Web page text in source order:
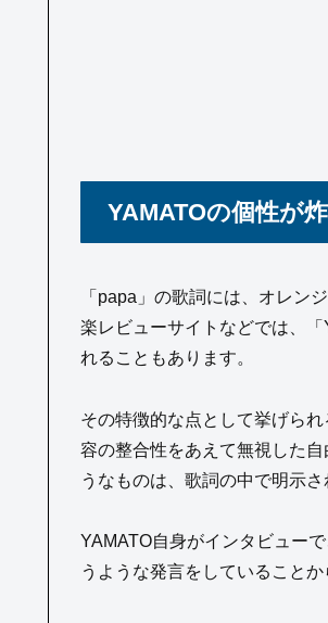
YAMATOの個性が
「papa」の歌詞には、オレン
楽レビューサイトなどでは、
れることもあります。
その特徴的な点として挙げら
容の整合性をあえて無視した
うなものは、歌詞の中で明示さ
YAMATO自身がインタビュー
うような発言をしていることか